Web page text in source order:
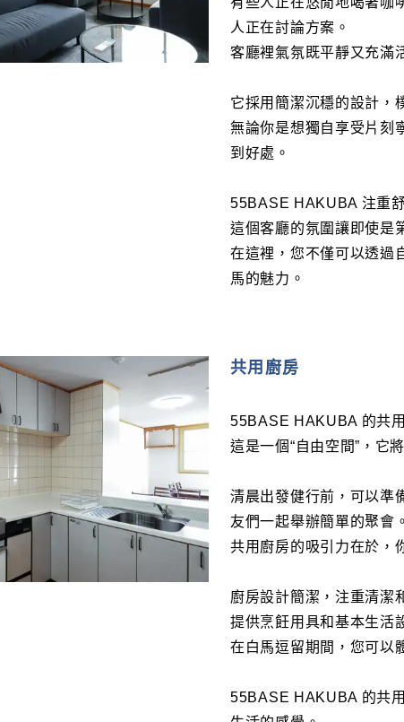
人正在討論方案。
客廳裡氣氛既平靜又充滿
它採用簡潔沉穩的設計，
無論你是想獨自享受片刻
到好處。
55BASE HAKUBA 注重
這個客廳的氛圍讓即使是
在這裡，您不僅可以透過
馬的魅力。
共用廚房
55BASE HAKUBA 的共
這是一個“自由空間”，它
清晨出發健行前，可以準
友們一起舉辦簡單的聚會
共用廚房的吸引力在於，
廚房設計簡潔，注重清潔
提供烹飪用具和基本生活
在白馬逗留期間，您可以
55BASE HAKUBA 的共